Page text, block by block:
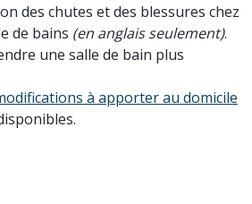
des chutes et des blessures chez
de bains (en anglais seulement).
une salle de bain plus
à apporter au domicile